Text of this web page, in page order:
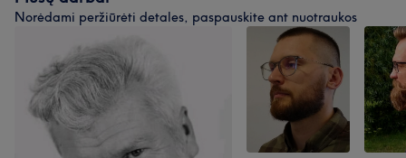
Norėdami peržiūrėti detales, paspauskite ant nuotraukos